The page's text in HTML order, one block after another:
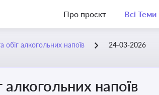
Про проєкт Всі Теми
обіг алкогольних напоїв 24-03-2026
напоїв